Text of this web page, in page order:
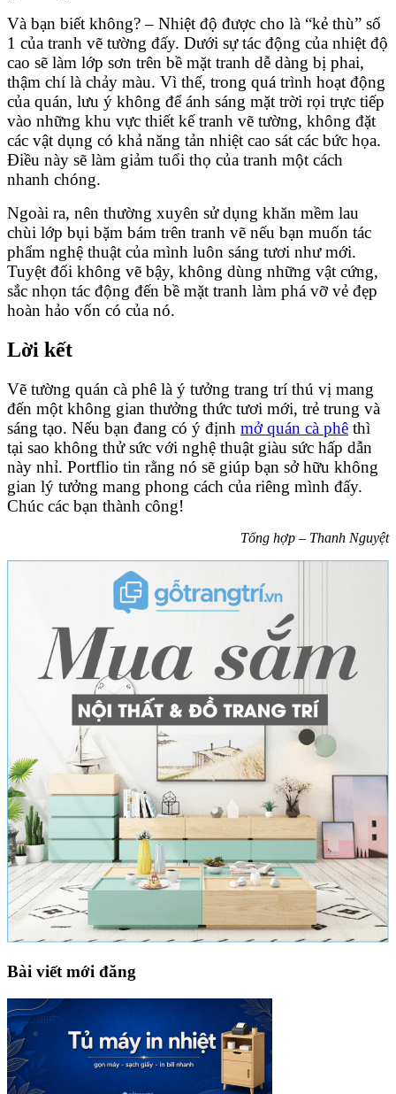
Và bạn biết không? – Nhiệt độ được cho là “kẻ thù” số
1 của tranh vẽ tường đấy. Dưới sự tác động của nhiệt độ
cao sẽ làm lớp sơn trên bề mặt tranh dễ dàng bị phai,
thậm chí là chảy màu. Vì thế, trong quá trình hoạt động
của quán, lưu ý không để ánh sáng mặt trời rọi trực tiếp
vào những khu vực thiết kế tranh vẽ tường, không đặt
các vật dụng có khả năng tản nhiệt cao sát các bức họa.
Điều này sẽ làm giảm tuổi thọ của tranh một cách
nhanh chóng.
Ngoài ra, nên thường xuyên sử dụng khăn mềm lau
chùi lớp bụi bặm bám trên tranh vẽ nếu bạn muốn tác
phẩm nghệ thuật của mình luôn sáng tươi như mới.
Tuyệt đối không vẽ bậy, không dùng những vật cứng,
sắc nhọn tác động đến bề mặt tranh làm phá vỡ vẻ đẹp
hoàn hảo vốn có của nó.
Lời kết
Vẽ tường quán cà phê là ý tưởng trang trí thú vị mang
đến một không gian thưởng thức tươi mới, trẻ trung và
sáng tạo. Nếu bạn đang có ý định mở quán cà phê thì
tại sao không thử sức với nghệ thuật giàu sức hấp dẫn
này nhỉ. Portflio tin rằng nó sẽ giúp bạn sở hữu không
gian lý tưởng mang phong cách của riêng mình đấy.
Chúc các bạn thành công!
Tổng hợp – Thanh Nguyệt
Bài viết mới đăng